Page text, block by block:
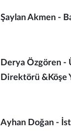
Şaylan Akmen -
Derya Özgören -
Direktörü &Köşe
Ayhan Doğan -